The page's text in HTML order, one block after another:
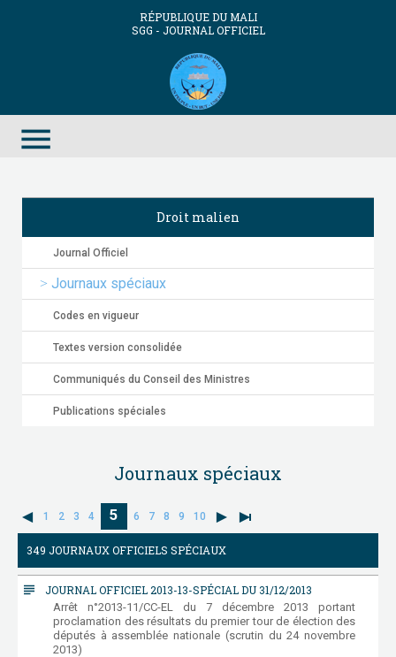
RÉPUBLIQUE DU MALI
SGG - JOURNAL OFFICIEL
menu
Droit malien
Journal Officiel
Journaux spéciaux
Codes en vigueur
Textes version consolidée
Communiqués du Conseil des Ministres
Publications spéciales
Journaux spéciaux
1 2 3 4 5 6 7 8 9 10
349 JOURNAUX OFFICIELS SPÉCIAUX
subject JOURNAL OFFICIEL 2013-13-SPÉCIAL DU 31/12/2013
Arrêt n°2013-11/CC-EL du 7 décembre 2013 portant
proclamation des résultats du premier tour de élection des
députés à assemblée nationale (scrutin du 24 novembre
2013)